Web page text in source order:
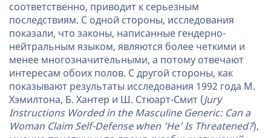
соответственно, приводит к серьезным
последствиям. С одной стороны, исследования
показали, что законы, написанные гендерно-
нейтральным языком, являются более четкими и
менее многозначительными, а потому отвечают
интересам обоих полов. С другой стороны, как
показывают результаты исследования 1992 года М.
Хэмилтона, Б. Хантер и Ш. Стюарт-Смит (Jury
Instructions Worded in the Masculine Generic: Can a
Woman Claim Self-Defense when ‘He’ Is Threatened?),